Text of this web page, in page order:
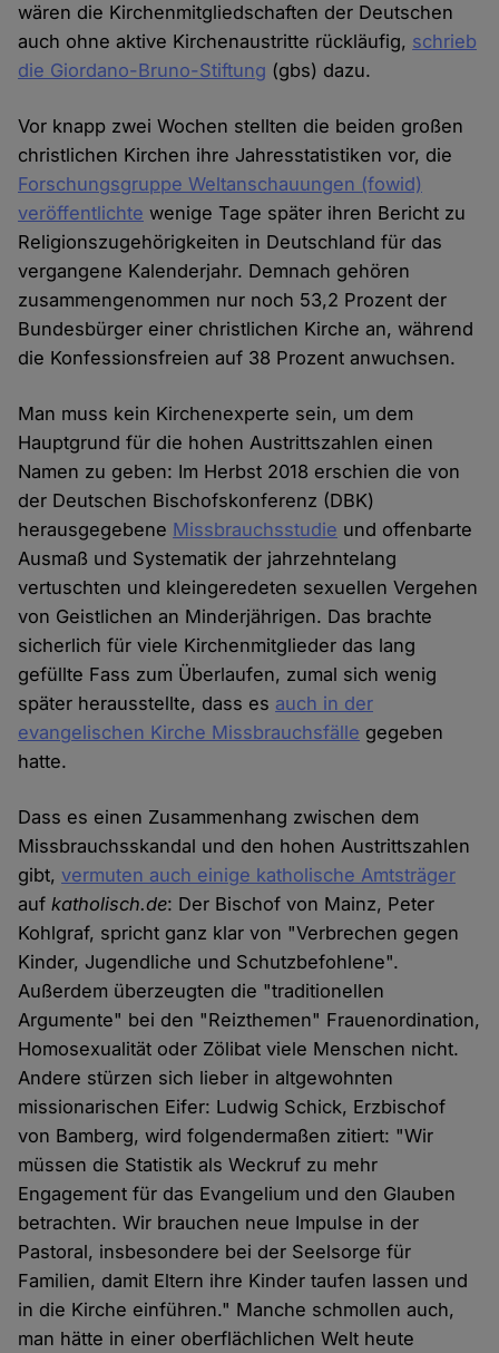
wären die Kirchenmitgliedschaften der Deutschen
auch ohne aktive Kirchenaustritte rückläufig, schrieb
die Giordano-Bruno-Stiftung (gbs) dazu.
Vor knapp zwei Wochen stellten die beiden großen
christlichen Kirchen ihre Jahresstatistiken vor, die
Forschungsgruppe Weltanschauungen (fowid)
veröffentlichte wenige Tage später ihren Bericht zu
Religionszugehörigkeiten in Deutschland für das
vergangene Kalenderjahr. Demnach gehören
zusammengenommen nur noch 53,2 Prozent der
Bundesbürger einer christlichen Kirche an, während
die Konfessionsfreien auf 38 Prozent anwuchsen.
Man muss kein Kirchenexperte sein, um dem
Hauptgrund für die hohen Austrittszahlen einen
Namen zu geben: Im Herbst 2018 erschien die von
der Deutschen Bischofskonferenz (DBK)
herausgegebene Missbrauchsstudie und offenbarte
Ausmaß und Systematik der jahrzehntelang
vertuschten und kleingeredeten sexuellen Vergehen
von Geistlichen an Minderjährigen. Das brachte
sicherlich für viele Kirchenmitglieder das lang
gefüllte Fass zum Überlaufen, zumal sich wenig
später herausstellte, dass es auch in der
evangelischen Kirche Missbrauchsfälle gegeben
hatte.
Dass es einen Zusammenhang zwischen dem
Missbrauchsskandal und den hohen Austrittszahlen
gibt,vermuten auch einige katholische Amtsträger
aufkatholisch.de: Der Bischof von Mainz, Peter
Kohlgraf, spricht ganz klar von "Verbrechen gegen
Kinder, Jugendliche und Schutzbefohlene".
Außerdem überzeugten die "traditionellen
Argumente" bei den "Reizthemen" Frauenordination,
Homosexualität oder Zölibat viele Menschen nicht.
Andere stürzen sich lieber in altgewohnten
missionarischen Eifer: Ludwig Schick, Erzbischof
von Bamberg, wird folgendermaßen zitiert: "Wir
müssen die Statistik als Weckruf zu mehr
Engagement für das Evangelium und den Glauben
betrachten. Wir brauchen neue Impulse in der
Pastoral, insbesondere bei der Seelsorge für
Familien, damit Eltern ihre Kinder taufen lassen und
in die Kirche einführen." Manche schmollen auch,
man hätte in einer oberflächlichen Welt heute